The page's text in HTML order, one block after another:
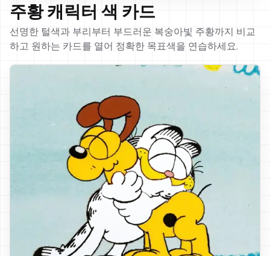
주황 캐릭터 색 카드
선명한 털색과 부리부터 부드러운 복숭아빛 주황까지 비교
하고 원하는 카드를 열어 정확한 목표색을 연습하세요.